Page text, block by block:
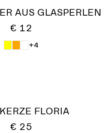
AUS GLASPERLEN
€ 12
+4
FLORIA
€ 25